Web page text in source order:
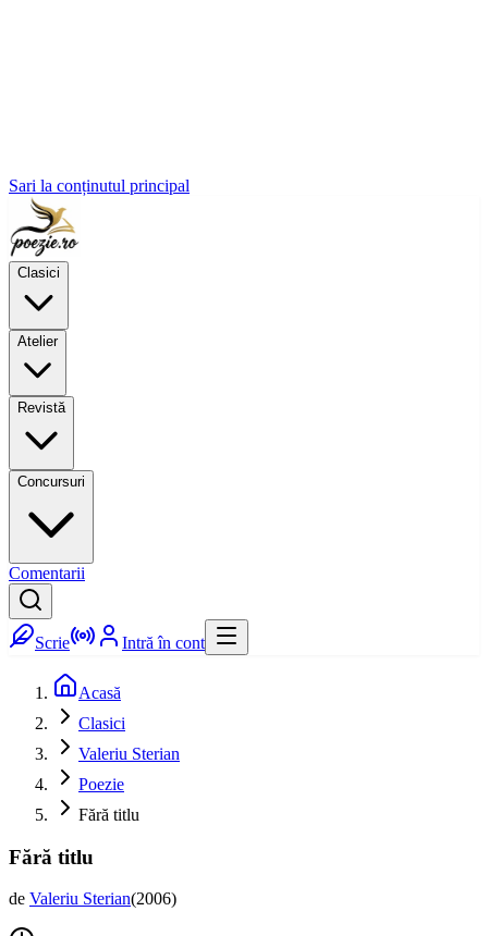
Sari la conținutul principal
Clasici
Atelier
Revistă
Concursuri
Comentarii
Scrie Intră în cont
Acasă
Clasici
Valeriu Sterian
Poezie
Fără titlu
Fără titlu
de Valeriu Sterian(2006)